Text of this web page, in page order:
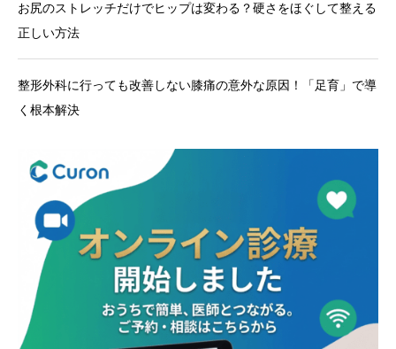
お尻のストレッチだけでヒップは変わる？硬さをほぐして整える
正しい方法
整形外科に行っても改善しない膝痛の意外な原因！「足育」で導
く根本解決